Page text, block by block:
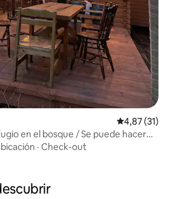
Calificación
4,87 (31)
en el bosque / Se puede hacer
de madera tranquila para adultos
· Check-out